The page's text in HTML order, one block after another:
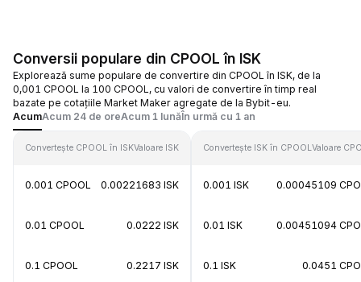
Conversii populare din CPOOL în ISK
Explorează sume populare de convertire din CPOOL în ISK, de la
0,001 CPOOL la 100 CPOOL, cu valori de convertire în timp real
bazate pe cotațiile Market Maker agregate de la Bybit-eu.
AcumAcum 24 de oreAcum 1 lunăÎn urmă cu 1 an
Convertește CPOOL în ISKValoare ISK
0.001 CPOOL 0.00221683 ISK
0.01 CPOOL 0.0222 ISK
0.1 CPOOL 0.2217 ISK
Convertește ISK în CPOOL Valoare
0.001 ISK 0.00045109
0.01 ISK 0.00451094
0.1 ISK 0.0451